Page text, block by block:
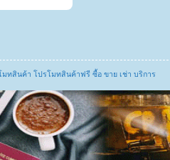
มทสินค้า โปรโมทสินค้าฟรี ซื้อ ขาย เช่า บริการ